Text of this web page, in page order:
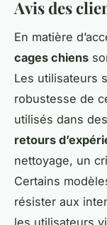
Avis des
En matière
cages chiens
Les utilisateurs
robustesse de
utilisés dans
retours
nettoyage, un
Certains
résister aux
les utilisateurs